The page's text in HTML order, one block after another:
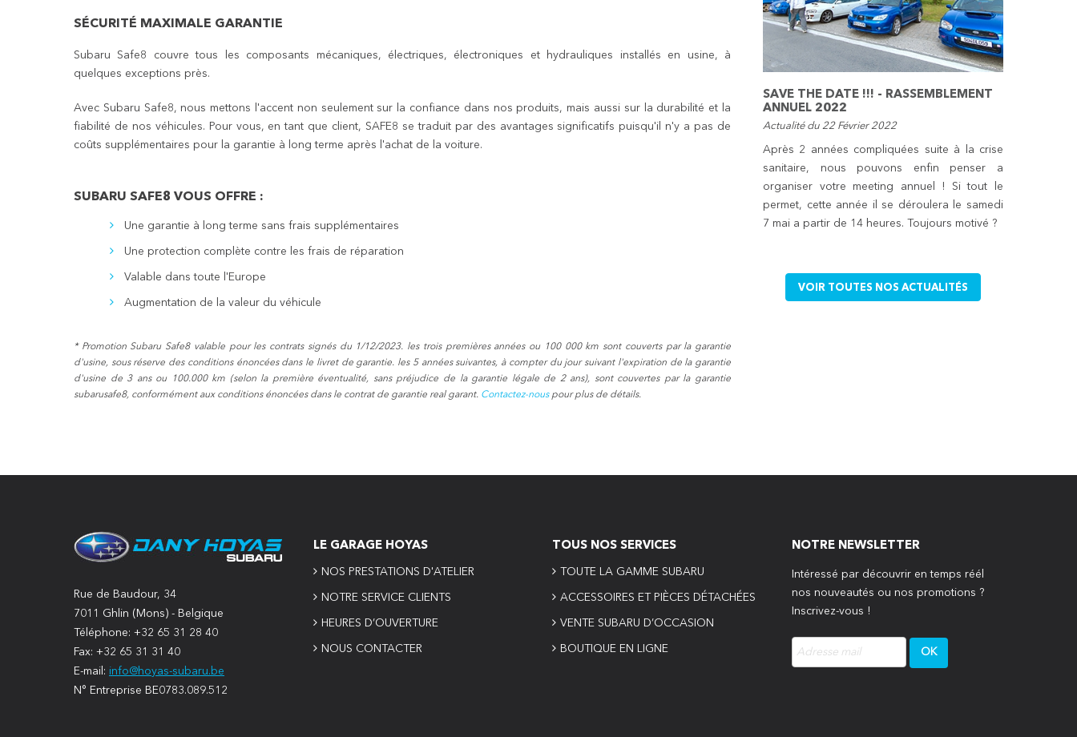
SÉCURITÉ MAXIMALE GARANTIE
Subaru Safe8 couvre tous les composants mécaniques, électriques, électroniques et hydrauliques installés en usine, à
quelques exceptions près.
Avec Subaru Safe8, nous mettons l'accent non seulement sur la confiance dans nos produits, mais aussi sur la durabilité et la
fiabilité de nos véhicules. Pour vous, en tant que client, SAFE8 se traduit par des avantages significatifs puisqu'il n'y a pas de
coûts supplémentaires pour la garantie à long terme après l'achat de la voiture.
SUBARU SAFE8 VOUS OFFRE :
Une garantie à long terme sans frais supplémentaires
Une protection complète contre les frais de réparation
Valable dans toute l'Europe
Augmentation de la valeur du véhicule
* Promotion Subaru Safe8 valable pour les contrats signés du 1/12/2023. les trois premières années ou 100 000 km sont couverts par la garantie
d'usine, sous réserve des conditions énoncées dans le livret de garantie. les 5 années suivantes, à compter du jour suivant l'expiration de la garantie
d'usine de 3 ans ou 100.000 km (selon la première éventualité, sans préjudice de la garantie légale de 2 ans), sont couvertes par la garantie
subarusafe8, conformément aux conditions énoncées dans le contrat de garantie real garant. Contactez-nouspour plus de détails.
SAVE THE DATE !!! - RASSEMBLEMENT
ANNUEL 2022
Actualité du 22 Février 2022
Après 2 années compliquées suite à la crise
sanitaire, nous pouvons enfin penser a
organiser votre meeting annuel ! Si tout le
permet, cette année il se déroulera le samedi
7 mai a partir de 14 heures. Toujours motivé ?
VOIR TOUTES NOS ACTUALITÉS
Rue de Baudour, 34
7011 Ghlin (Mons) - Belgique
Téléphone: +32 65 31 28 40
Fax: +32 65 31 31 40
E-mail: info@hoyas-subaru.be
N° Entreprise BE0783.089.512
LE GARAGE HOYAS
NOS PRESTATIONS D'ATELIER
NOTRE SERVICE CLIENTS
HEURES D’OUVERTURE
NOUS CONTACTER
TOUS NOS SERVICES
TOUTE LA GAMME SUBARU
ACCESSOIRES ET PIÈCES DÉTACHÉES
VENTE SUBARU D’OCCASION
BOUTIQUE EN LIGNE
NOTRE NEWSLETTER
Intéressé par découvrir en temps réél
nos nouveautés ou nos promotions ?
Inscrivez-vous !